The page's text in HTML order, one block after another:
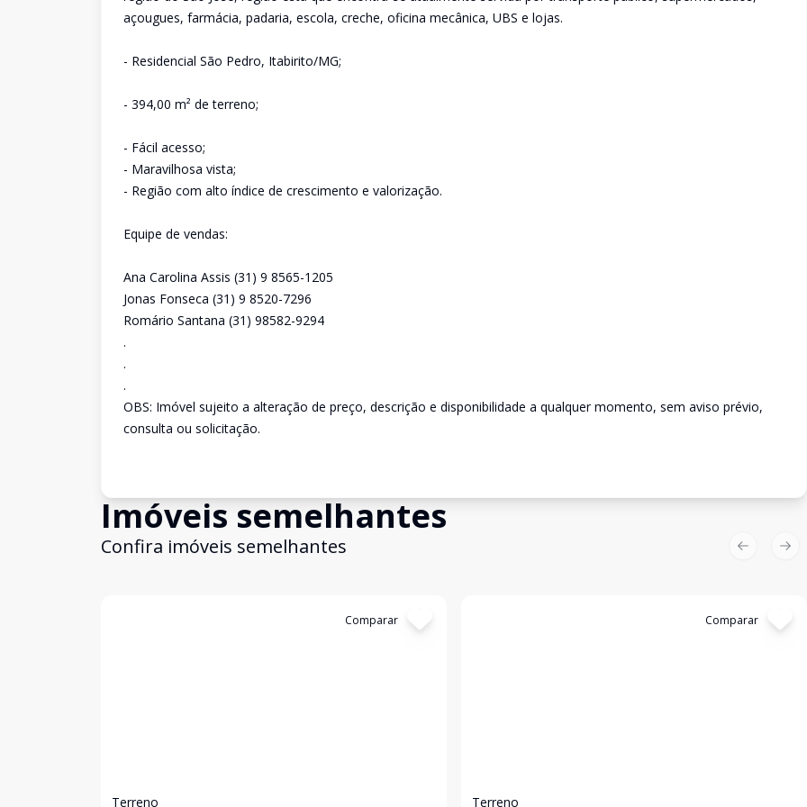
açougues, farmácia, padaria, escola, creche, oficina mecânica, UBS e lojas.
- Residencial São Pedro, Itabirito/MG;
- 394,00 m² de terreno;
- Fácil acesso;
- Maravilhosa vista;
- Região com alto índice de crescimento e valorização.
Equipe de vendas:
Ana Carolina Assis (31) 9 8565-1205
Jonas Fonseca (31) 9 8520-7296
Romário Santana (31) 98582-9294
.
.
.
OBS: Imóvel sujeito a alteração de preço, descrição e disponibilidade a qualquer momento, sem aviso prévio,
consulta ou solicitação.
Imóveis semelhantes
Confira imóveis semelhantes
Comparar
Terreno
Comparar
Terreno
Previous